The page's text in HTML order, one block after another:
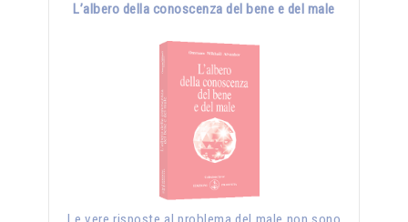
L’albero della conoscenza del bene e del male